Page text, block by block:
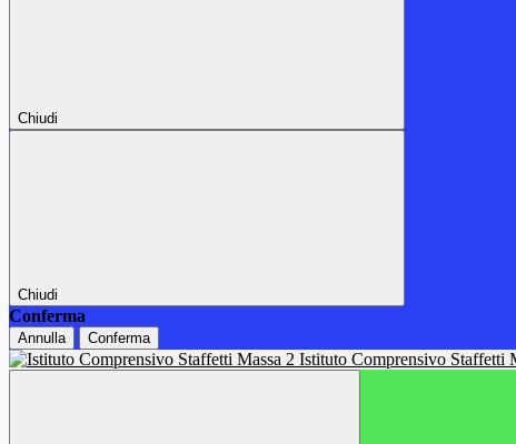
Chiudi
Chiudi
Conferma
Annulla Conferma
Istituto Comprensivo Staffetti